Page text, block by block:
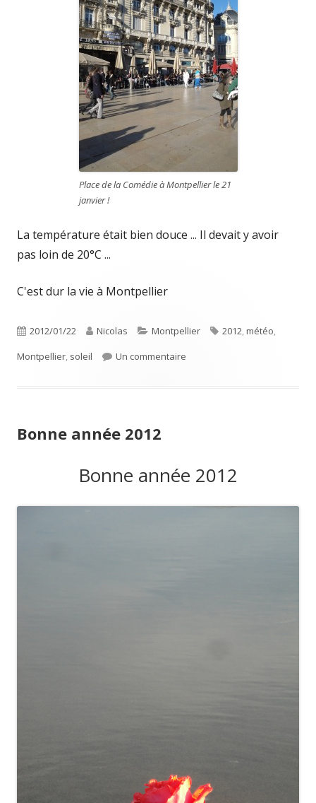
Place de la Comédie à Montpellier le 21
janvier !
La température était bien douce ... Il devait y avoir
pas loin de 20°C ...
C'est dur la vie à Montpellier
Publié
le
2012/01/22 Auteur
Nicolas Catégories
Montpellier Étiquettes
2012 météo
Montpellier soleil Un commentaire
Bonne année 2012
Bonne année 2012